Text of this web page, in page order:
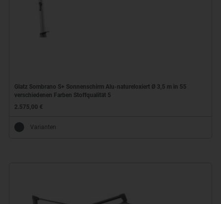
Glatz Sombrano S+ Sonnenschirm Alu-natureloxiert Ø 3,5 m in 55
verschiedenen Farben Stoffqualität 5
2.575,00 €
Varianten